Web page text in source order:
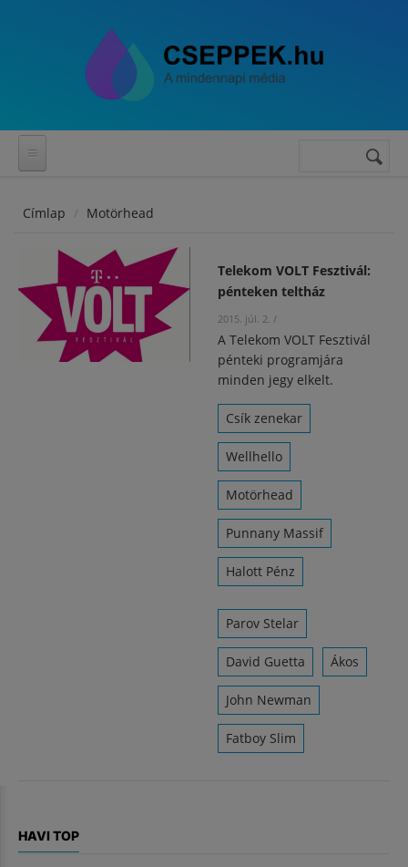
Keresés
Címlap Motörhead
Telekom VOLT Fesztivál:
pénteken teltház
2015. júl. 2. /
A Telekom VOLT Fesztivál
pénteki programjára
minden jegy elkelt.
Csík zenekar
Wellhello
Motörhead
Punnany Massif
Halott Pénz
Parov Stelar
David Guetta Ákos
John Newman
Fatboy Slim
HAVI TOP